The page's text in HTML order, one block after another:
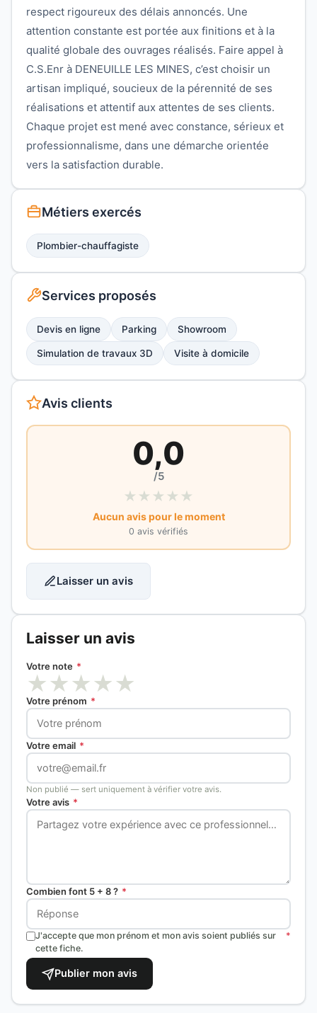
respect rigoureux des délais annoncés. Une
attention constante est portée aux finitions et à la
qualité globale des ouvrages réalisés. Faire appel à
C.S.Enr à DENEUILLE LES MINES, c’est choisir un
artisan impliqué, soucieux de la pérennité de ses
réalisations et attentif aux attentes de ses clients.
Chaque projet est mené avec constance, sérieux et
professionnalisme, dans une démarche orientée
vers la satisfaction durable.
Métiers exercés
Plombier-chauffagiste
Services proposés
Devis en ligne Parking Showroom
Simulation de travaux 3D Visite à domicile
Avis clients
0,0
/5
★ ★ ★ ★ ★
Aucun avis pour le moment
0 avis vérifiés
Laisser un avis
Laisser un avis
Votre note *
★★★★★
Votre prénom *
Votre email *
Non publié — sert uniquement à vérifier votre avis.
Votre avis *
Combien font 5 + 8 ? *
J'accepte que mon prénom et mon avis soient publiés sur
cette fiche.
*
Publier mon avis